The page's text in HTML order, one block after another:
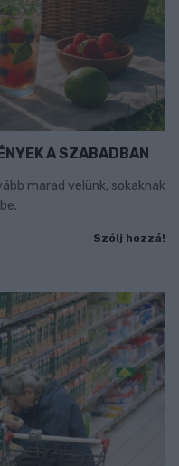
A SZABADBAN
marad velünk, sokaknak
Szólj hozzá!